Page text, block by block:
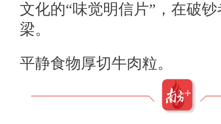
文化的“味觉明信片”，在破
梁。
平静食物厚切牛肉粒。